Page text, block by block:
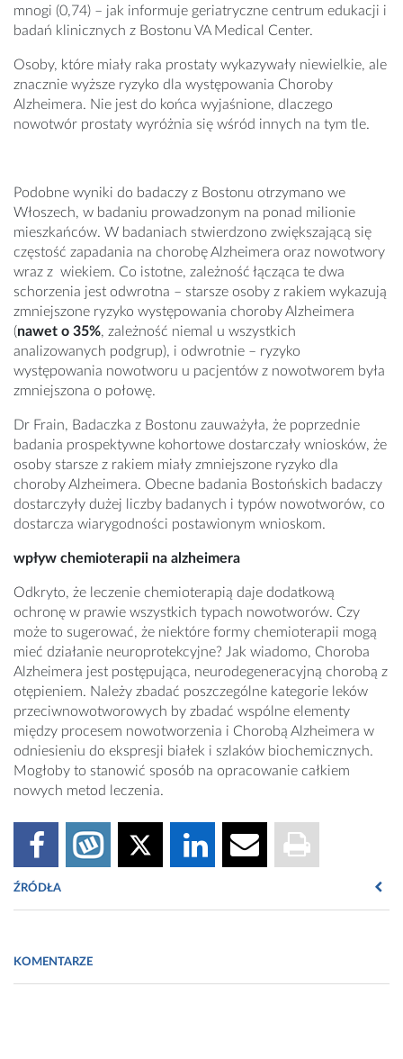
mnogi (0,74) – jak informuje geriatryczne centrum edukacji i
badań klinicznych z Bostonu VA Medical Center.
Osoby, które miały raka prostaty wykazywały niewielkie, ale
znacznie wyższe ryzyko dla występowania Choroby
Alzheimera. Nie jest do końca wyjaśnione, dlaczego
nowotwór prostaty wyróżnia się wśród innych na tym tle.
Podobne wyniki do badaczy z Bostonu otrzymano we
Włoszech, w badaniu prowadzonym na ponad milionie
mieszkańców. W badaniach stwierdzono zwiększającą się
częstość zapadania na chorobę Alzheimera oraz nowotwory
wraz z wiekiem. Co istotne, zależność łącząca te dwa
schorzenia jest odwrotna – starsze osoby z rakiem wykazują
zmniejszone ryzyko występowania choroby Alzheimera
(nawet o 35%, zależność niemal u wszystkich
analizowanych podgrup), i odwrotnie – ryzyko
występowania nowotworu u pacjentów z nowotworem była
zmniejszona o połowę.
Dr Frain, Badaczka z Bostonu zauważyła, że poprzednie
badania prospektywne kohortowe dostarczały wniosków, że
osoby starsze z rakiem miały zmniejszone ryzyko dla
choroby Alzheimera. Obecne badania Bostońskich badaczy
dostarczyły dużej liczby badanych i typów nowotworów, co
dostarcza wiarygodności postawionym wnioskom.
wpływ chemioterapii na alzheimera
Odkryto, że leczenie chemioterapią daje dodatkową
ochronę w prawie wszystkich typach nowotworów. Czy
może to sugerować, że niektóre formy chemioterapii mogą
mieć działanie neuroprotekcyjne? Jak wiadomo, Choroba
Alzheimera jest postępująca, neurodegeneracyjną chorobą z
otępieniem. Należy zbadać poszczególne kategorie leków
przeciwnowotworowych by zbadać wspólne elementy
między procesem nowotworzenia i Chorobą Alzheimera w
odniesieniu do ekspresji białek i szlaków biochemicznych.
Mogłoby to stanowić sposób na opracowanie całkiem
nowych metod leczenia.
ŹRÓDŁA
Alzheimer disease,
KOMENTARZE